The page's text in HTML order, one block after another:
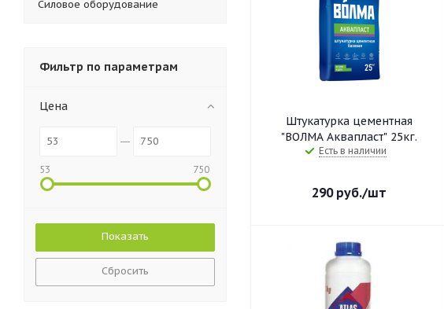
Штукатурка цементная
"ВОЛМА Аквапласт" 25кг.
Есть в наличии
290руб./шт
Силовое оборудование
Фильтр по параметрам
Цена
53 750
Сбросить